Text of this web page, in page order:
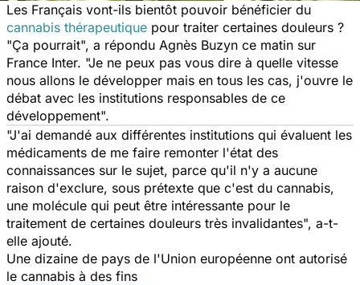
Les Français vont-ils bientôt pouvoir bénéficier du
cannabis thérapeutique pour traiter certaines douleurs ?
"Ça pourrait", a répondu Agnès Buzyn ce matin sur
France Inter. "Je ne peux pas vous dire à quelle vitesse
nous allons le développer mais en tous les cas, j'ouvre le
débat avec les institutions responsables de ce
développement".
"J'ai demandé aux différentes institutions qui évaluent les
médicaments de me faire remonter l'état des
connaissances sur le sujet, parce qu'il n'y a aucune
raison d'exclure, sous prétexte que c'est du cannabis,
une molécule qui peut être intéressante pour le
traitement de certaines douleurs très invalidantes", a-t-
elle ajouté.
Une dizaine de pays de l'Union européenne ont autorisé
le cannabis à des fins